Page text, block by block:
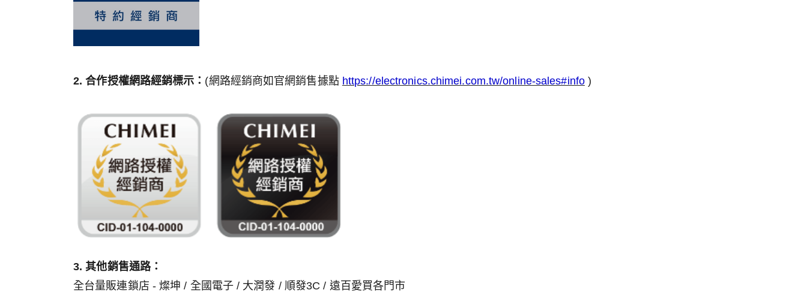
2. 合作授權網路經銷標示： (網路經銷商如官網銷售據點 https://electronics.chimei.com.tw/online-sales#info)
3. 其他銷售通路：
全台量販連鎖店 - 燦坤 / 全國電子 / 大潤發 / 順發3C / 遠百愛買各門市